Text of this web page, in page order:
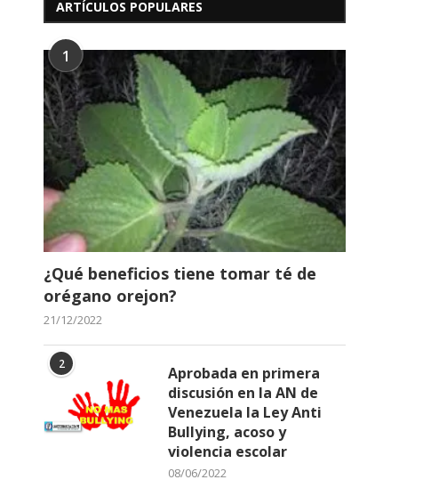
ARTÍCULOS POPULARES
1
¿Qué beneficios tiene tomar té de
orégano orejon?
21/12/2022
2
Aprobada en primera
discusión en la AN de
Venezuela la Ley Anti
Bullying, acoso y
violencia escolar
08/06/2022